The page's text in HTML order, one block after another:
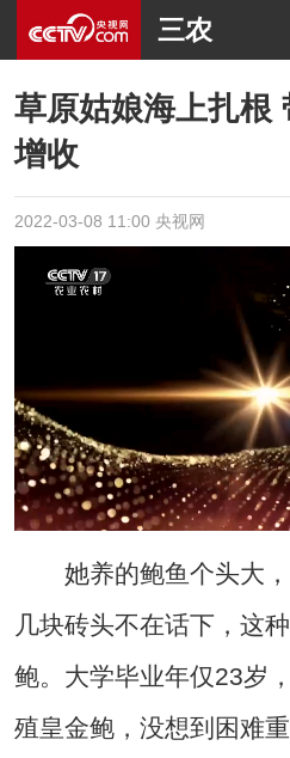
三农
草原姑娘海上扎根
增收
2022-03-08 11:00 央视网
她养的鲍鱼个头大，
几块砖头不在话下，这
鲍。大学毕业年仅23岁
殖皇金鲍，没想到困难